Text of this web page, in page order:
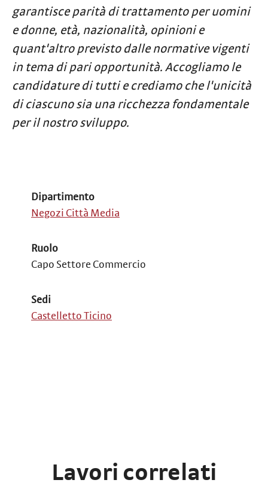
garantisce parità di trattamento per uomini
e donne, età, nazionalità, opinioni e
quant'altro previsto dalle normative vigenti
in tema di pari opportunità. Accogliamo le
candidature di tutti e crediamo che l'unicità
di ciascuno sia una ricchezza fondamentale
per il nostro sviluppo.
Dipartimento
Negozi Città Media
Ruolo
Capo Settore Commercio
Sedi
Castelletto Ticino
Lavori correlati